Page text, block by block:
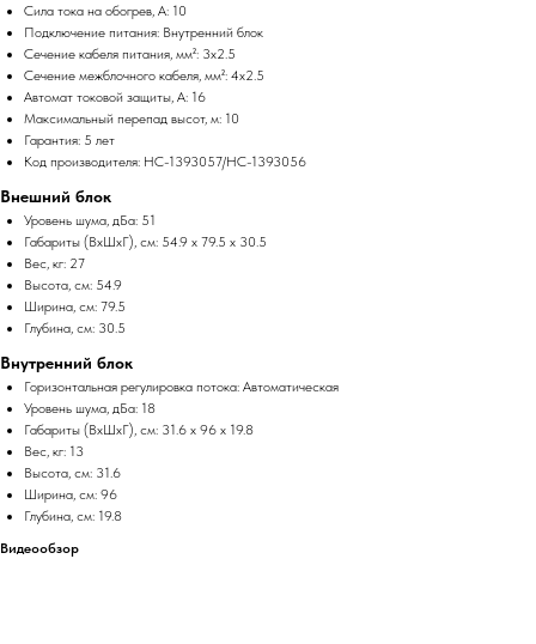
Сила тока на обогрев, А: 10
Подключение питания: Внутренний блок
Сечение кабеля питания, мм²: 3x2.5
Сечение межблочного кабеля, мм²: 4x2.5
Автомат токовой защиты, А: 16
Максимальный перепад высот, м: 10
Гарантия: 5 лет
Код производителя: НС-1393057/НС-1393056
Внешний блок
Уровень шума, дБа: 51
Габариты (ВхШхГ), см: 54.9 x 79.5 x 30.5
Вес, кг: 27
Высота, см: 54.9
Ширина, см: 79.5
Глубина, см: 30.5
Внутренний блок
Горизонтальная регулировка потока: Автоматическая
Уровень шума, дБа: 18
Габариты (ВхШхГ), см: 31.6 x 96 x 19.8
Вес, кг: 13
Высота, см: 31.6
Ширина, см: 96
Глубина, см: 19.8
Видеообзор